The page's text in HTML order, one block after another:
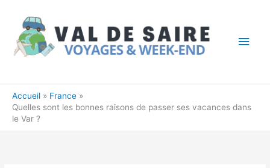
contenu
Accueil
France
Quelles sont les bonnes raisons de passer ses vacances dans
le Var ?